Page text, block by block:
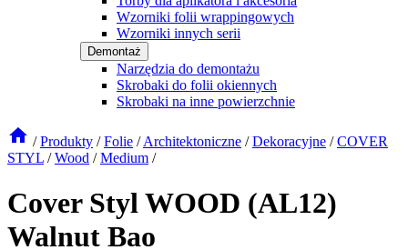
Wzorniki folii wrappingowych
Wzorniki innych serii
Demontaż
Narzędzia do demontażu
Skrobaki do folii okiennych
Skrobaki na inne powierzchnie
/ Produkty / Folie / Architektoniczne / Dekoracyjne / COVER
STYL / Wood / Medium /
Cover Styl WOOD (AL12)
Walnut Bao